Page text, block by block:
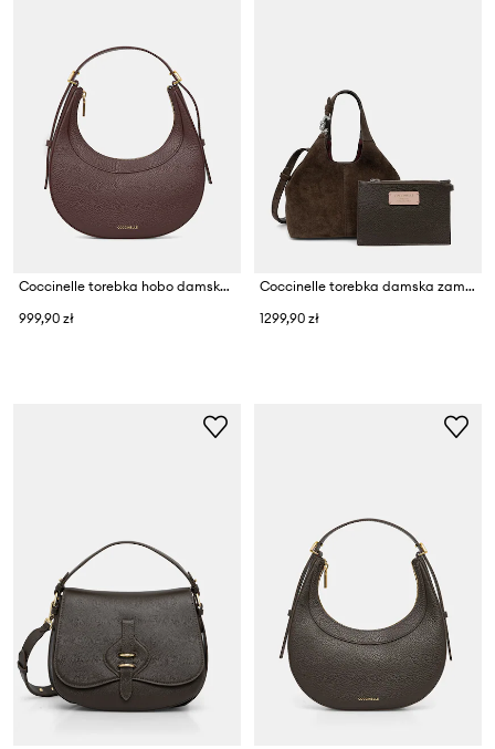
Coccinelle torebka hobo damska skórzana
999,90 zł
Coccinelle torebka damska zamszowa
1299,90 zł